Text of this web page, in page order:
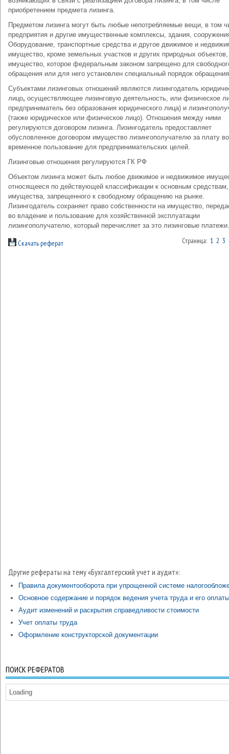
приобретением предмета лизинга.
Предметом лизинга могут быть любые непотребляемые вещи, в том
предприятия и другие имущественные комплексы, здания,
Оборудование, транспортные средства и другое движимое и
имущество, кроме земельных участков и других природных
имущество, которое федеральным законом запрещено для
обращения или для него установлен специальный порядок
Субъектами лизинговых отношений являются лизингодатель
лицо, осуществляющее лизинговую деятельность, или физическое
предприниматель без образования юридического лица) и
(также юридическое или физическое лицо). Отношения между ними
регулируются договором лизинга. Лизингодатель предоставляет
обусловленное договором имущество лизингополучателю за плату во
временное пользование для предпринимательских целей.
Лизинговые отношения регулируются ГК РФ
Объектом лизинга может быть любое движимое и недвижимое
относящееся по действующей классификации к основным
имущества, запрещенного к свободному обращению на рынке.
Лизингодатель сохраняет право собственности на имущество,
во владение и пользование для хозяйственной эксплуатации
лизингополучателю, который перечисляет за это лизинговые платежи.
Скачать реферат Страница: 1 2 3
Другие рефераты на тему «Бухгалтерский учет и аудит»:
Правила документооборота при упрощенной системе
Основное содержание и порядок ведения учета труда и его оплаты
Аудит изменений и раскрытия справедливости стоимости
Учет оплаты труда
Оформление конструкторской документации
ПОИСК РЕФЕРАТОВ
Loading